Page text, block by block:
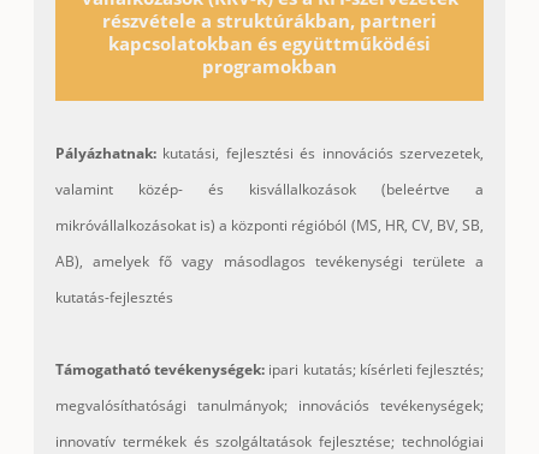
részvétele a struktúrákban, partneri
kapcsolatokban és együttműködési
programokban
Pályázhatnak: kutatási, fejlesztési és innovációs szervezetek,
valamint közép- és kisvállalkozások (beleértve a
mikróvállalkozásokat is) a központi régióból (MS, HR, CV, BV, SB,
AB), amelyek fő vagy másodlagos tevékenységi területe a
kutatás-fejlesztés
Támogatható tevékenységek: ipari kutatás; kísérleti fejlesztés;
megvalósíthatósági tanulmányok; innovációs tevékenységek;
innovatív termékek és szolgáltatások fejlesztése; technológiai